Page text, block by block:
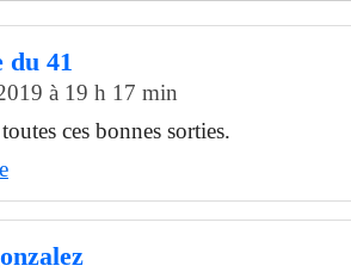
du 41
à 19 h 17 min
ces bonnes sorties.